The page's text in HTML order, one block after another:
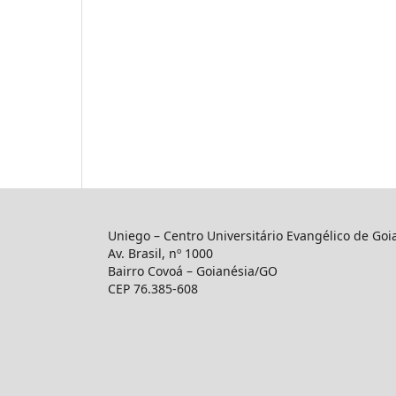
Uniego – Centro Universitário Evangélico de
Av. Brasil, nº 1000
Bairro Covoá – Goianésia/GO
CEP 76.385-608